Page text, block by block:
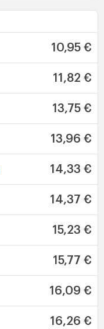
10,95 €
11,82 €
13,75 €
13,96 €
14,33 €
14,37 €
15,23 €
15,77 €
16,09 €
16,26 €